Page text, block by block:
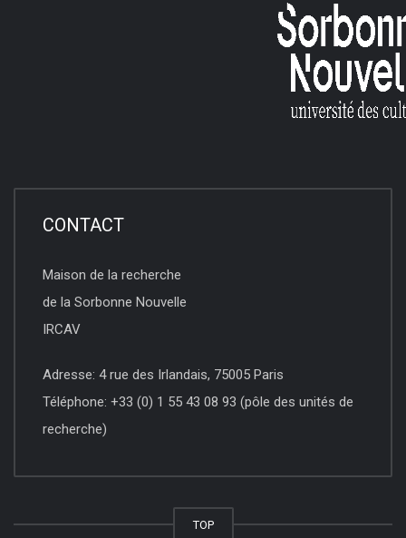
CONTACT
Maison de la recherche
de la Sorbonne Nouvelle
IRCAV
Adresse: 4 rue des Irlandais, 75005 Paris
Téléphone: +33 (0) 1 55 43 08 93 (pôle des unités de
recherche)
TOP